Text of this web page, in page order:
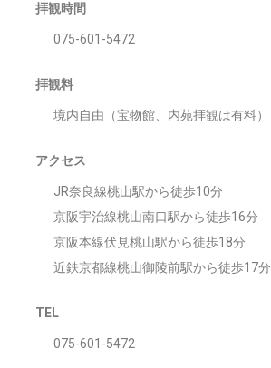
拝観時間
075-601-5472
拝観料
境内自由（宝物館、内苑拝観は有料）
アクセス
JR奈良線桃山駅から徒歩10分
京阪宇治線桃山南口駅から徒歩16分
京阪本線伏見桃山駅から徒歩18分
近鉄京都線桃山御陵前駅から徒歩17分
TEL
075-601-5472